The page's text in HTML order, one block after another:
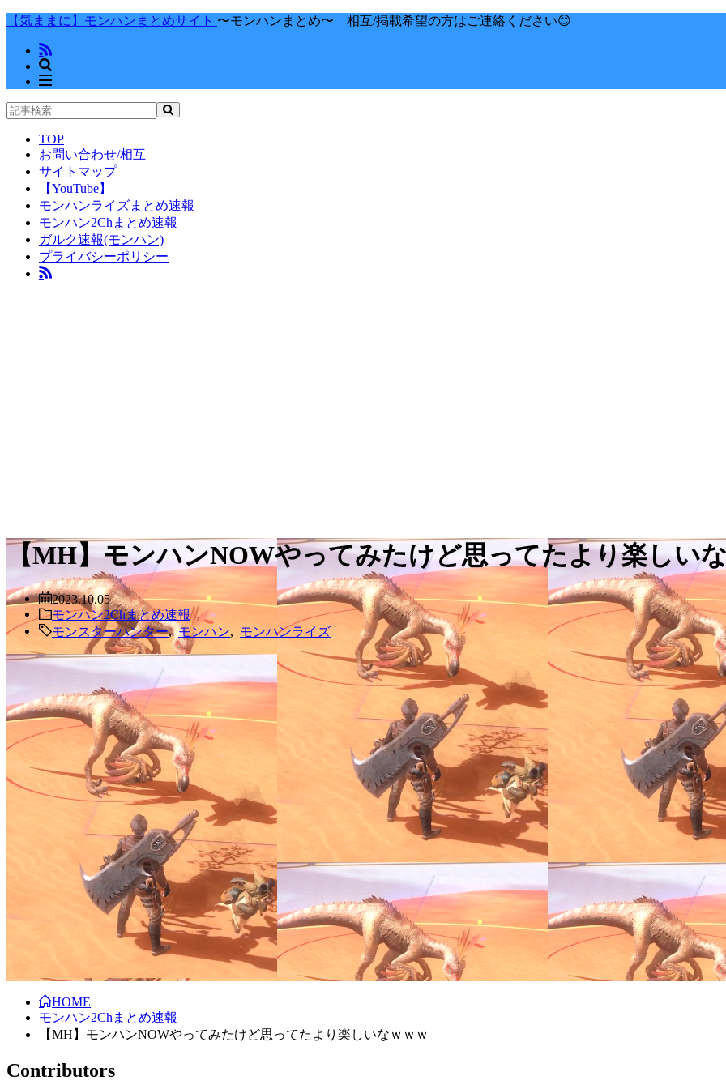
【気ままに】モンハンまとめサイト 〜モンハンまとめ〜 相互/掲載希望の方はご連絡ください😊
TOP
お問い合わせ/相互
サイトマップ
【YouTube】
モンハンライズまとめ速報
モンハン2Chまとめ速報
ガルク速報(モンハン)
プライバシーポリシー
【MH】モンハンNOWやってみたけど思ってたより楽しい
2023.10.05
モンハン2Chまとめ速報
モンスターハンター,モンハン モンハンライズ
HOME
モンハン2Chまとめ速報
【MH】モンハンNOWやってみたけど思ってたより楽しいなｗｗｗ
Contributors